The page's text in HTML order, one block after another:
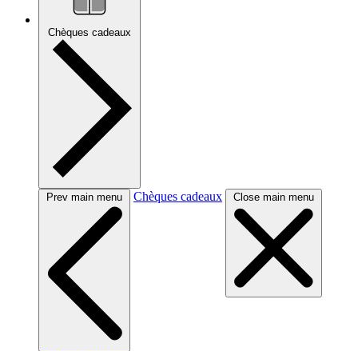
Chèques cadeaux
Prev main menu Chèques cadeaux Close main menu